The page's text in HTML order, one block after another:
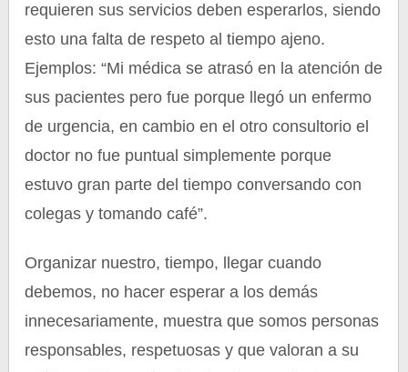
requieren sus servicios deben esperarlos, siendo
esto una falta de respeto al tiempo ajeno.
Ejemplos: “Mi médica se atrasó en la atención de
sus pacientes pero fue porque llegó un enfermo
de urgencia, en cambio en el otro consultorio el
doctor no fue puntual simplemente porque
estuvo gran parte del tiempo conversando con
colegas y tomando café”.
Organizar nuestro, tiempo, llegar cuando
debemos, no hacer esperar a los demás
innecesariamente, muestra que somos personas
responsables, respetuosas y que valoran a su